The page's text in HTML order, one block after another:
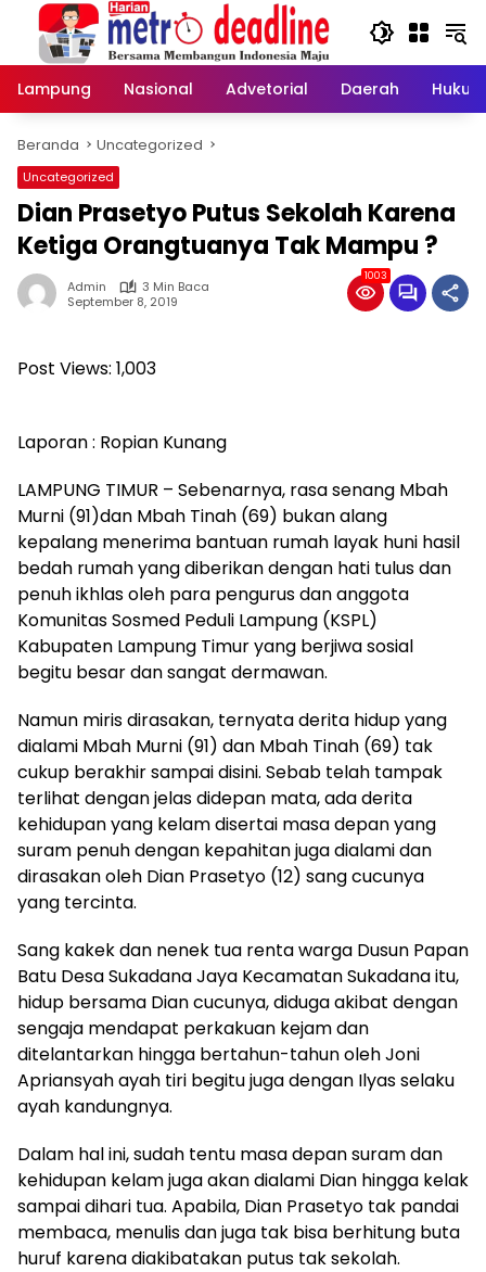
Langsung
konten
Lampung
Nasional Advetorial Daerah Hukum
Beranda Uncategorized
Uncategorized
Dian Prasetyo Putus Sekolah Karena
Ketiga Orangtuanya Tak Mampu ?
Admin
3 Min Baca
September 8, 2019
1003
Post Views: 1,003
Laporan : Ropian Kunang
LAMPUNG TIMUR – Sebenarnya, rasa senang Mbah
Murni (91)dan Mbah Tinah (69) bukan alang
kepalang menerima bantuan rumah layak huni hasil
bedah rumah yang diberikan dengan hati tulus dan
penuh ikhlas oleh para pengurus dan anggota
Komunitas Sosmed Peduli Lampung (KSPL)
Kabupaten Lampung Timur yang berjiwa sosial
begitu besar dan sangat dermawan.
Namun miris dirasakan, ternyata derita hidup yang
dialami Mbah Murni (91) dan Mbah Tinah (69) tak
cukup berakhir sampai disini. Sebab telah tampak
terlihat dengan jelas didepan mata, ada derita
kehidupan yang kelam disertai masa depan yang
suram penuh dengan kepahitan juga dialami dan
dirasakan oleh Dian Prasetyo (12) sang cucunya
yang tercinta.
Sang kakek dan nenek tua renta warga Dusun Papan
Batu Desa Sukadana Jaya Kecamatan Sukadana itu,
hidup bersama Dian cucunya, diduga akibat dengan
sengaja mendapat perkakuan kejam dan
ditelantarkan hingga bertahun-tahun oleh Joni
Apriansyah ayah tiri begitu juga dengan Ilyas selaku
ayah kandungnya.
Dalam hal ini, sudah tentu masa depan suram dan
kehidupan kelam juga akan dialami Dian hingga kelak
sampai dihari tua. Apabila, Dian Prasetyo tak pandai
membaca, menulis dan juga tak bisa berhitung buta
huruf karena diakibatakan putus tak sekolah.